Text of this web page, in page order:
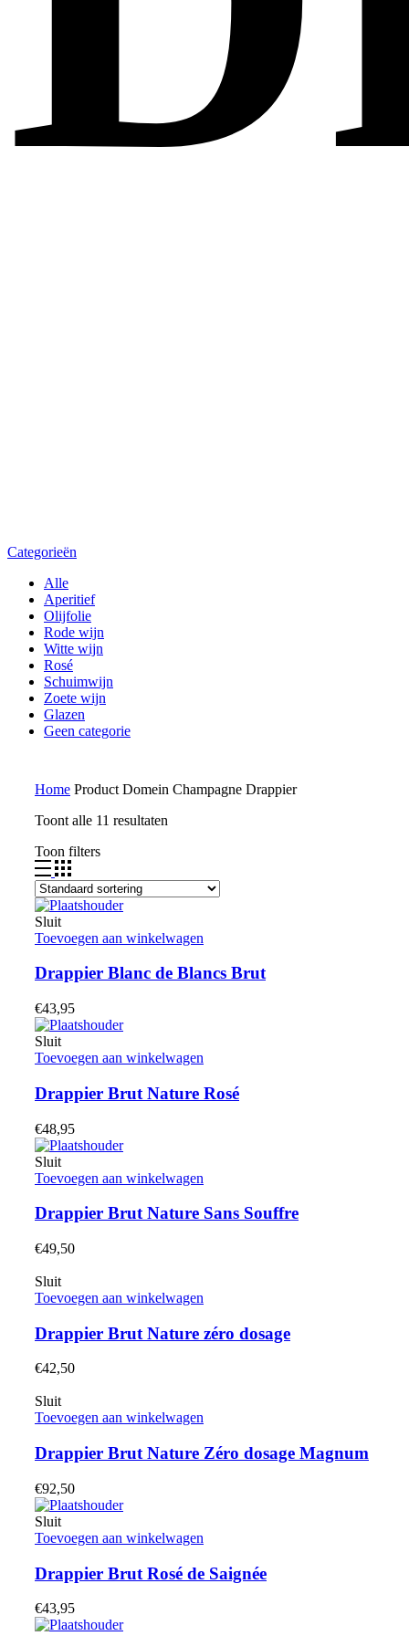
Categorieën
Alle
Aperitief
Olijfolie
Rode wijn
Witte wijn
Rosé
Schuimwijn
Zoete wijn
Glazen
Geen categorie
Home Product Domein Champagne Drappier
Toont alle 11 resultaten
Toon filters
Sluit
Toevoegen aan winkelwagen
Drappier Blanc de Blancs Brut
€43,95
Sluit
Toevoegen aan winkelwagen
Drappier Brut Nature Rosé
€48,95
Sluit
Toevoegen aan winkelwagen
Drappier Brut Nature Sans Souffre
€49,50
Sluit
Toevoegen aan winkelwagen
Drappier Brut Nature zéro dosage
€42,50
Sluit
Toevoegen aan winkelwagen
Drappier Brut Nature Zéro dosage Magnum
€92,50
Sluit
Toevoegen aan winkelwagen
Drappier Brut Rosé de Saignée
€43,95